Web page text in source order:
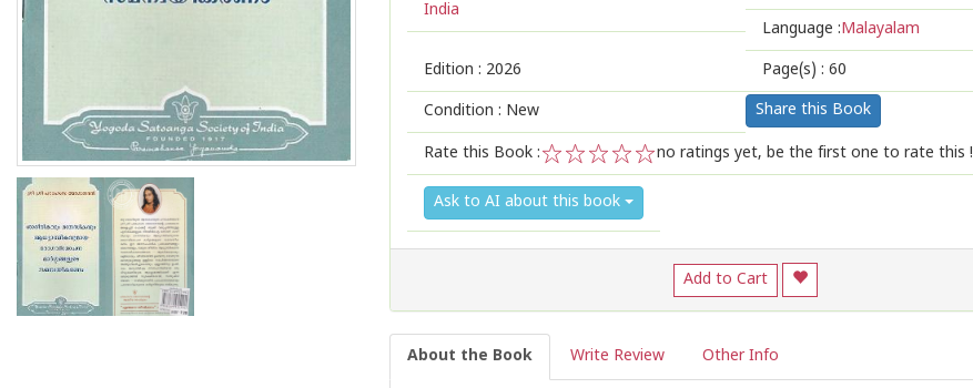
India
Language :Malayalam
Edition : 2026 Page(s) : 60
Condition : New
Rate this Book :
5
4
3
2
1
no ratings yet, be the first one to rate this !
Share this Book
Ask to AI about this book
Add to Cart
About the Book Write Review Other Info